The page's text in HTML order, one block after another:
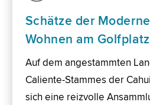
Schätze der
Wohnen am Golfplatz
Auf dem angestammten
Caliente-Stammes der
sich eine reizvolle